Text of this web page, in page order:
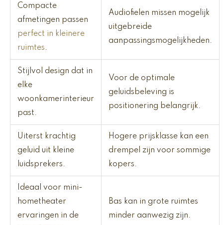
Compacte
afmetingen passen
perfect in kleinere
ruimtes.
Audiofielen missen mogelijk
uitgebreide
aanpassingsmogelijkheden.
Stijlvol design dat in
elke
woonkamerinterieur
past.
Voor de optimale
geluidsbeleving is
positionering belangrijk.
Uiterst krachtig
geluid uit kleine
luidsprekers.
Hogere prijsklasse kan een
drempel zijn voor sommige
kopers.
Ideaal voor mini-
hometheater
ervaringen in de
Bas kan in grote ruimtes
minder aanwezig zijn.